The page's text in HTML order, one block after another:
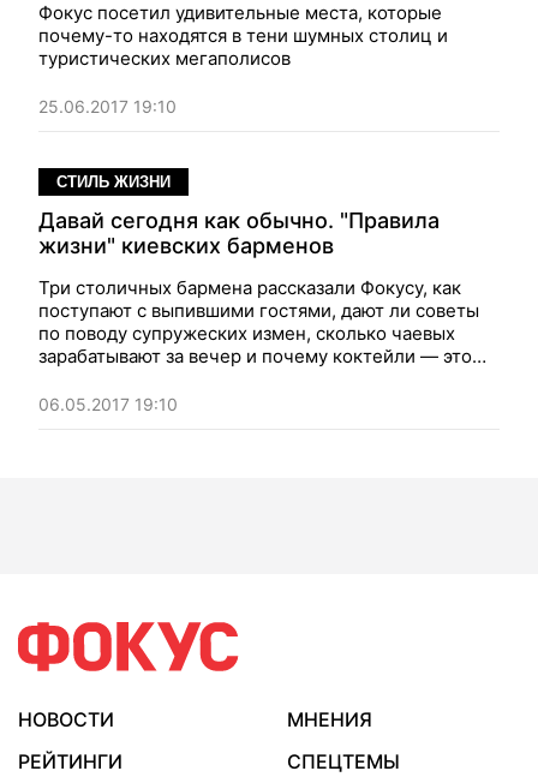
Фокус посетил удивительные места, которые
почему-то находятся в тени шумных столиц и
туристических мегаполисов
25.06.2017 19:10
СТИЛЬ ЖИЗНИ
Давай сегодня как обычно. "Правила
жизни" киевских барменов
Три столичных бармена рассказали Фокусу, как
поступают с выпившими гостями, дают ли советы
по поводу супружеских измен, сколько чаевых
зарабатывают за вечер и почему коктейли — это
06.05.2017 19:10
НОВОСТИ
МНЕНИЯ
РЕЙТИНГИ
СПЕЦТЕМЫ